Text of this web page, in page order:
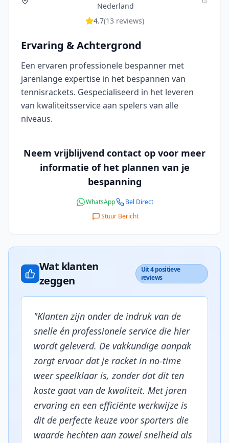
Nederland
4.7(13 reviews)
Ervaring & Achtergrond
Een ervaren professionele bespanner met
jarenlange expertise in het bespannen van
tennisrackets. Gespecialiseerd in het leveren
van kwaliteitsservice aan spelers van alle
niveaus.
Neem vrijblijvend contact op voor meer
informatie of het plannen van je
bespanning
WhatsApp
Bel Direct
Stuur Bericht
Wat klanten
zeggen
Uit 4 positieve
reviews
"Klanten zijn onder de indruk van de
snelle én professionele service die hier
wordt geleverd. De vakkundige aanpak
zorgt ervoor dat je racket in no-time
weer speelklaar is, zonder dat dit ten
koste gaat van de kwaliteit. Met jaren
ervaring en een efficiënte werkwijze is
dit de perfecte keuze voor sporters die
waarde hechten aan zowel snelheid als